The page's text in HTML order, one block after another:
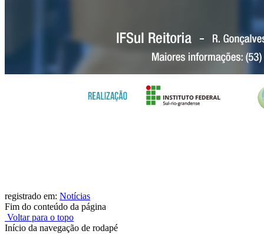
registrado em: Notícias
Fim do conteúdo da página
Voltar para o topo
Início da navegação de rodapé